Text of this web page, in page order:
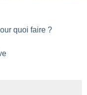
quoi faire ?